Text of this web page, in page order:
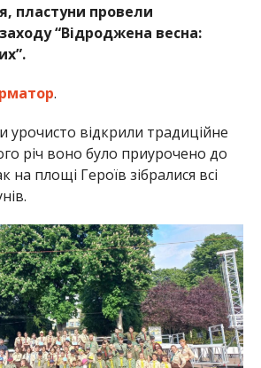
пластуни провели
“Відроджена весна:
.
урочисто відкрили традиційне
річ воно було приурочено до
на площі Героїв зібралися всі